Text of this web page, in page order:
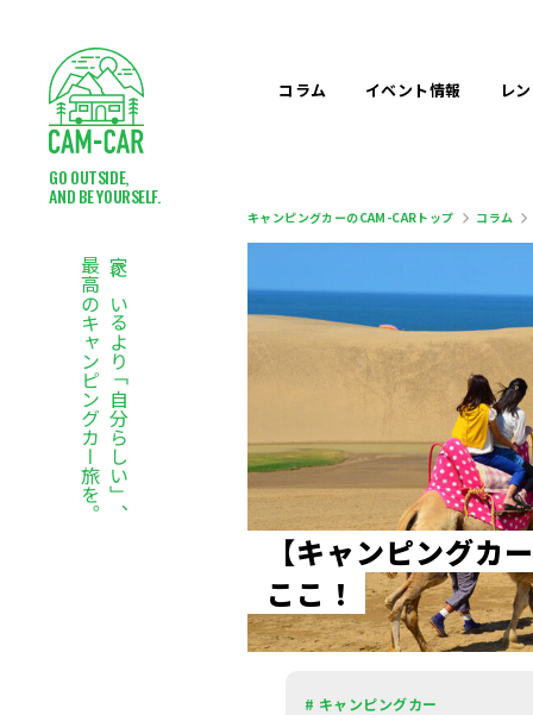
GO OUTSIDE,
AND BE YOURSELF.
家にいるより「自分らしい」、
最高のキャンピングカー旅を。
コラム イベント情報 レ
キャンピングカーのCAM-CARトップ コラム
【キャンピングカー
こ こ ！
# キャンピングカー